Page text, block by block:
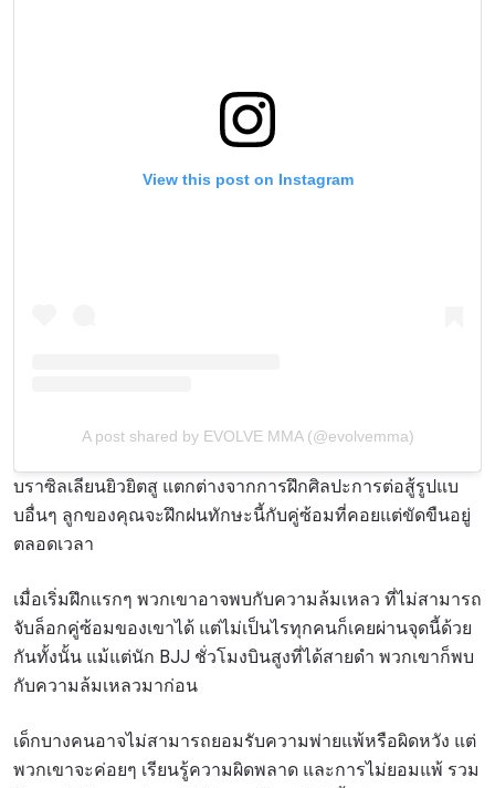
View this post on Instagram
A post shared by EVOLVE MMA (@evolvemma)
บราซิลเลียนยิวยิตสู แตกต่างจากการฝึกศิลปะการต่อสู้รูปแบ
บอื่นๆ ลูกของคุณจะฝึกฝนทักษะนี้กับคู่ซ้อมที่คอยแต่ขัดขืนอยู่
ตลอดเวลา
เมื่อเริ่มฝึกแรกๆ พวกเขาอาจพบกับความล้มเหลว ที่ไม่สามารถ
จับล็อกคู่ซ้อมของเขาได้ แต่ไม่เป็นไรทุกคนก็เคยผ่านจุดนี้ด้วย
กันทั้งนั้น แม้แต่นัก BJJ ชั่วโมงบินสูงที่ได้สายดำ พวกเขาก็พบ
กับความล้มเหลวมาก่อน
เด็กบางคนอาจไม่สามารถยอมรับความพ่ายแพ้หรือผิดหวัง แต่
พวกเขาจะค่อยๆ เรียนรู้ความผิดพลาด และการไม่ยอมแพ้ รวม